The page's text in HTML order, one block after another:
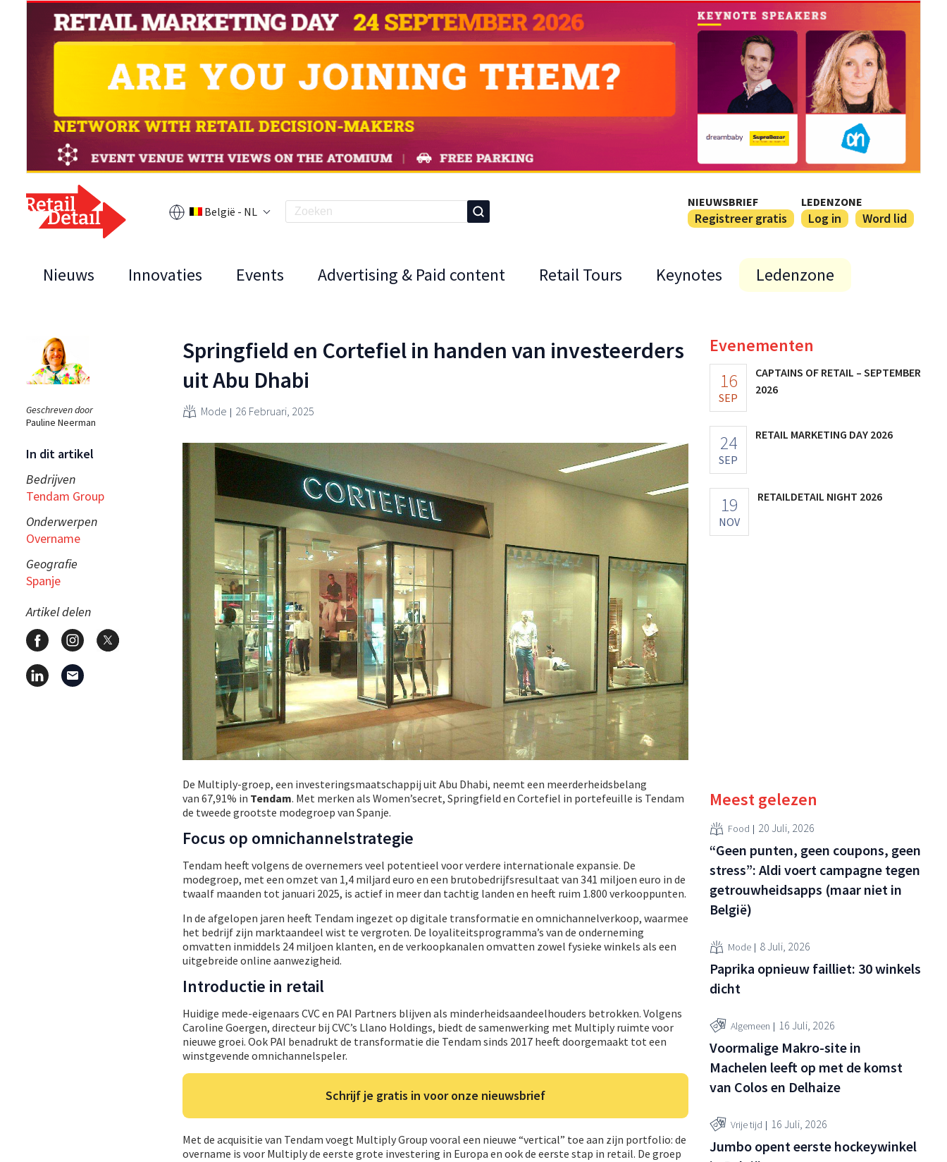
België - NL
NIEUWSBRIEF
Registreer gratis
LEDENZONE
Log in Word lid
Nieuws Innovaties Events Advertising & Paid content Retail Tours Keynotes Ledenzone
Geschreven door
Pauline Neerman
In dit artikel
Bedrijven
Tendam Group
Onderwerpen
Overname
Geografie
Spanje
Artikel delen
Springfield en Cortefiel in handen van investeerders
uit Abu Dhabi
Mode 26 Februari, 2025
De Multiply-groep, een investeringsmaatschappij uit Abu Dhabi, neemt een meerderheidsbelang
van 67,91% in Tendam. Met merken als Women’secret, Springfield en Cortefiel in portefeuille is Tendam
de tweede grootste modegroep van Spanje.
Focus op omnichannelstrategie
Tendam heeft volgens de overnemers veel potentieel voor verdere internationale expansie. De
modegroep, met een omzet van 1,4 miljard euro en een brutobedrijfsresultaat van 341 miljoen euro in de
twaalf maanden tot januari 2025, is actief in meer dan tachtig landen en heeft ruim 1.800 verkooppunten.
In de afgelopen jaren heeft Tendam ingezet op digitale transformatie en omnichannelverkoop, waarmee
het bedrijf zijn marktaandeel wist te vergroten. De loyaliteitsprogramma’s van de onderneming
omvatten inmiddels 24 miljoen klanten, en de verkoopkanalen omvatten zowel fysieke winkels als een
uitgebreide online aanwezigheid.
Introductie in retail
Huidige mede-eigenaars CVC en PAI Partners blijven als minderheidsaandeelhouders betrokken. Volgens
Caroline Goergen, directeur bij CVC’s Llano Holdings, biedt de samenwerking met Multiply ruimte voor
nieuwe groei. Ook PAI benadrukt de transformatie die Tendam sinds 2017 heeft doorgemaakt tot een
winstgevende omnichannelspeler.
Schrijf je gratis in voor onze nieuwsbrief
Met de acquisitie van Tendam voegt Multiply Group vooral een nieuwe “vertical” toe aan zijn portfolio: de
overname is voor Multiply de eerste grote investering in Europa en ook de eerste stap in retail. De groep
Evenementen
16
SEP
CAPTAINS OF RETAIL – SEPTEMBER
2026
24
SEP
RETAIL MARKETING DAY 2026
19
NOV
RETAILDETAIL NIGHT 2026
Meest gelezen
Food 20 Juli, 2026
“Geen punten, geen coupons, geen
stress”: Aldi voert campagne tegen
getrouwheidsapps (maar niet in
België)
Mode 8 Juli, 2026
Paprika opnieuw failliet: 30 winkels
dicht
Algemeen 16 Juli, 2026
Voormalige Makro-site in
Machelen leeft op met de komst
van Colos en Delhaize
Vrije tijd 16 Juli, 2026
Jumbo opent eerste hockeywinkel